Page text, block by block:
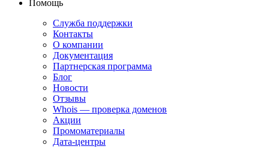
Помощь
Служба поддержки
Контакты
О компании
Документация
Партнерская программа
Блог
Новости
Отзывы
Whois — проверка доменов
Акции
Промоматериалы
Дата-центры